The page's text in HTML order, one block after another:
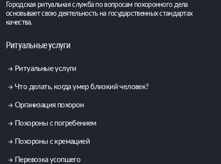
Городская ритуальная служба по вопросам похоронного дела
основывает свою деятельность на государственных стандартах
качества.
Ритуальные услуги
Ритуальные услуги
Что делать, когда умер близкий человек?
Организация похорон
Похороны с погребением
Похороны с кремацией
Перевозка усопшего